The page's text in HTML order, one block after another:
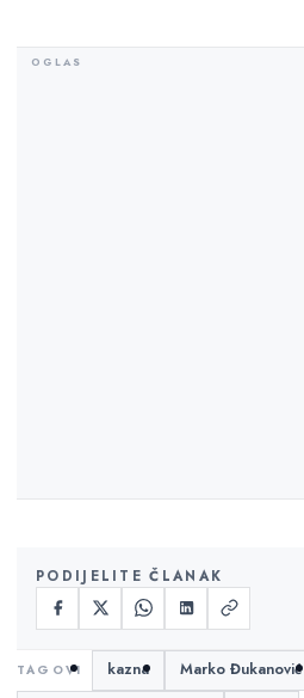
PODIJELITE ČLANAK
kazna Marko Đukanović